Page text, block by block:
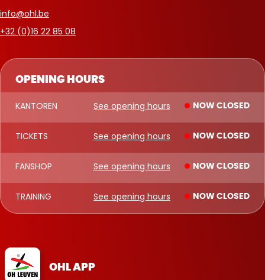
OPENING HOURS
KANTOREN See opening hours NOW CLOSED
TICKETS See opening hours NOW CLOSED
FANSHOP See opening hours NOW CLOSED
TRAINING See opening hours NOW CLOSED
info@ohl.be
+32 (0)16 22 85 08
OHL APP